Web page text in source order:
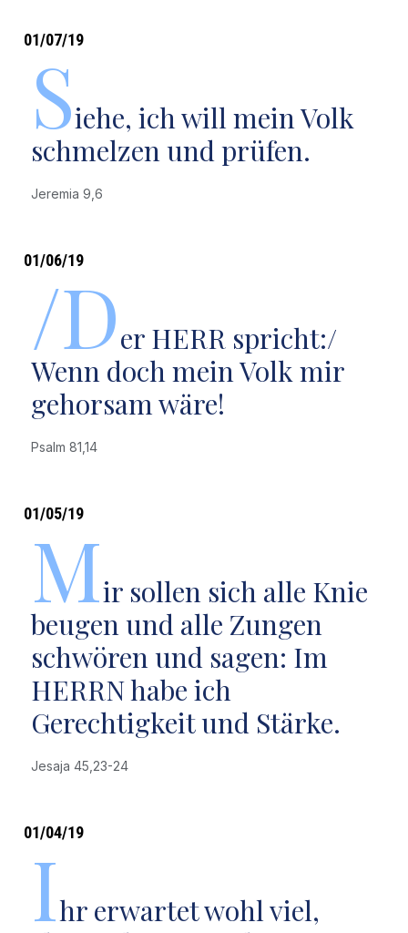
01/07/19
Siehe, ich will mein Volk
schmelzen und prüfen.
Jeremia 9,6
01/06/19
/Der HERR spricht:/
Wenn doch mein Volk mir
gehorsam wäre!
Psalm 81,14
01/05/19
Mir sollen sich alle Knie
beugen und alle Zungen
schwören und sagen: Im
HERRN habe ich
Gerechtigkeit und Stärke.
Jesaja 45,23-24
01/04/19
Ihr erwartet wohl viel,